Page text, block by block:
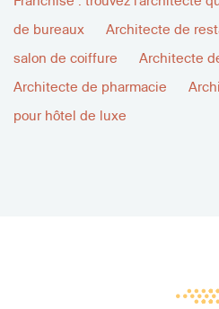
de bureaux
Architecte de
salon de coiffure
Architecte
Architecte de pharmacie
pour hôtel de luxe